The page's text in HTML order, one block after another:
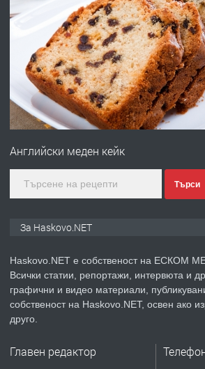
Давам гараж под
ПРЕДЛАГА
№4120 Магазин/
градската градина!
ПРЕДЛАГА
Продавам парцел
Английски меден кейк
Търси
За Haskovo.NET
Haskovo.NET е собственост на ЕСКОМ
Всички статии, репортажи, интервюта и
графични и видео материали,
собственост на Haskovo.NET, освен ако
друго.
Главен редактор